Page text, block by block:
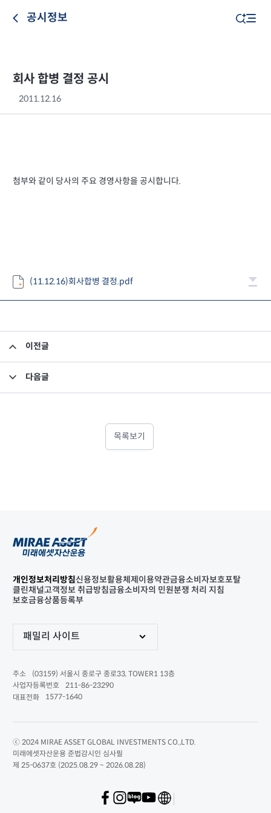
공시정보
회사 합병 결정 공시
2011.12.16
첨부와 같이 당사의 주요 경영사항을 공시합니다.
(11.12.16)회사합병 결정.pdf
이전글
다음글
목록보기
개인정보처리방침신용정보활용체제 이용약관금융소비자보호포탈
클린채널고객정보 취급방침금융소비자의 민원분쟁 처리 지침
보호금융상품등록부
패밀리 사이트
주소
(03159) 서울시 종로구 종로33, TOWER1 13층
사업자등록번호
211-86-23290
대표전화
1577-1640
ⓒ 2024 MIRAE ASSET GLOBAL INVESTMENTS CO.,LTD.
미래에셋자산운용 준법감시인 심사필
제 25-0637호 (2025.08.29 ~ 2026.08.28)